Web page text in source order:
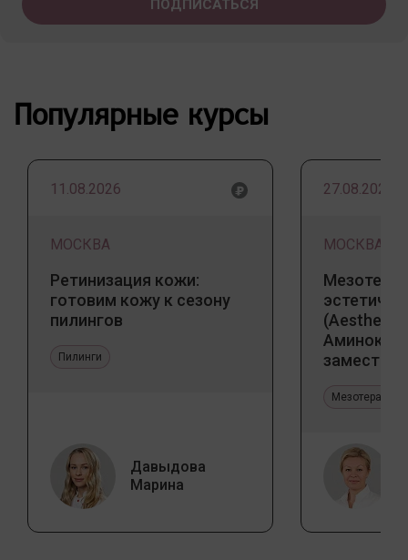
Популярные курсы
11.08.2026
МОСКВА
Ретинизация кожи:
готовим кожу к сезону
пилингов
Пилинги
Давыдова
Марина
27.08.2026
МОСКВА
(Aesthetic
Мезотерапия